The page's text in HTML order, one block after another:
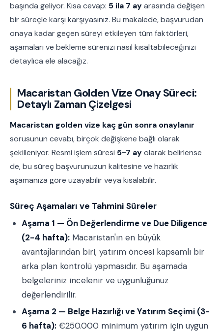
başında geliyor. Kısa cevap: 5 ila 7 ayarasında değişen
bir süreçle karşı karşıyasınız. Bu makalede, başvurudan
onaya kadar geçen süreyi etkileyen tüm faktörleri,
aşamaları ve bekleme sürenizi nasıl kısaltabileceğinizi
detaylıca ele alacağız.
Macaristan Golden Vize Onay Süreci:
Detaylı Zaman Çizelgesi
Macaristan golden vize kaç gün sonra onaylanır
sorusunun cevabı, birçok değişkene bağlı olarak
şekilleniyor. Resmi işlem süresi 5-7 ayolarak belirlense
de, bu süreç başvurunuzun kalitesine ve hazırlık
aşamanıza göre uzayabilir veya kısalabilir.
Süreç Aşamaları ve Tahmini Süreler
Aşama 1 — Ön Değerlendirme ve Due Diligence
(2-4 hafta): Macaristan'ın en büyük
avantajlarından biri, yatırım öncesi kapsamlı bir
arka plan kontrolü yapmasıdır. Bu aşamada
belgeleriniz incelenir ve uygunluğunuz
değerlendirilir.
Aşama 2 — Belge Hazırlığı ve Yatırım Seçimi (3-
6 hafta): €250.000 minimum yatırım için uygun